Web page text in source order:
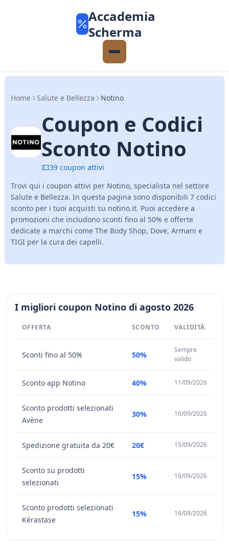
Accademia
Scherma
Home Salute e Bellezza Notino
Coupon e Codici
Sconto Notino
39 coupon attivi
Trovi qui i coupon attivi per Notino, specialista nel settore
Salute e Bellezza. In questa pagina sono disponibili 7 codici
sconto per i tuoi acquisti su notino.it. Puoi accedere a
promozioni che includono sconti fino al 50% e offerte
dedicate a marchi come The Body Shop, Dove, Armani e
TIGI per la cura dei capelli.
I migliori coupon Notino di agosto 2026
OFFERTA SCONTO VALIDITÀ
Sconti fino al 50% 50%
Sempre
valido
Sconto app Notino 40% 11/09/2026
Sconto prodotti selezionati
Avène
30% 16/09/2026
Spedizione gratuita da 20€ 20€ 15/09/2026
Sconto su prodotti
selezionati
15% 16/09/2026
Sconto prodotti selezionati
Kérastase
15% 16/09/2026